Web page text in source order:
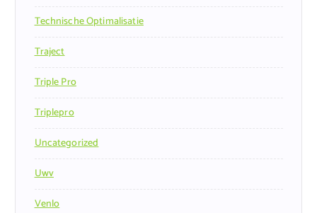
Technische Optimalisatie
Traject
Triple Pro
Triplepro
Uncategorized
Uwv
Venlo